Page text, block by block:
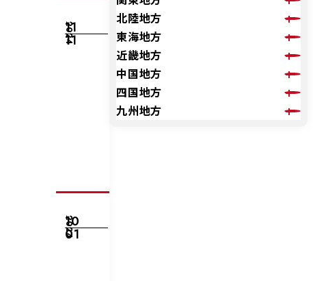
2024
11
11
2024
10
01
北陸地方
東海地方
近畿地方
中国地方
四国地方
九州地方